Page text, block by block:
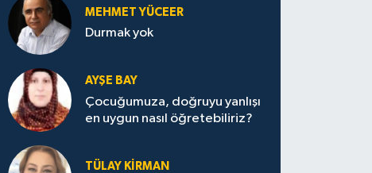
MEHMET YÜCEER
Durmak yok
AYŞE BAY
Çocuğumuza, doğruyu yanlışı
en uygun nasıl öğretebiliriz?
TÜLAY KİRMAN